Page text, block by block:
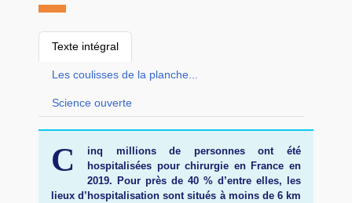
Texte intégral
Les coulisses de la planche...
Science ouverte
C
inq millions de personnes ont été
hospitalisées pour chirurgie en France en
2019. Pour près de 40 % d’entre elles, les
lieux d’hospitalisation sont situés à moins de 6 km